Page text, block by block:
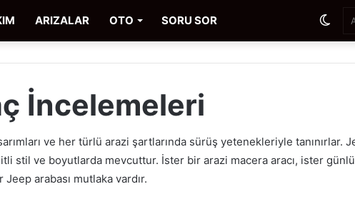
ARIZALAR OTO SORU SOR
İncelemeleri
ve her türlü arazi şartlarında sürüş yetenekleriyle tanınırlar.
stil ve boyutlarda mevcuttur. İster bir arazi macera aracı, ister
arabası mutlaka vardır.